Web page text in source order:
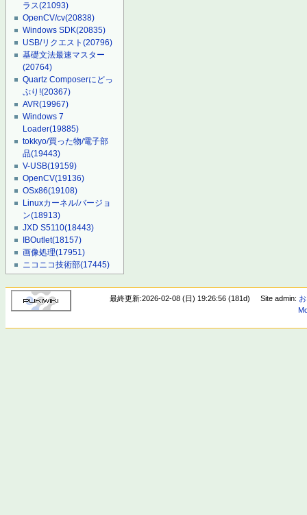
ラス(21093)
OpenCV/cv(20838)
Windows SDK(20835)
USB/リクエスト(20796)
基礎文法最速マスター
(20764)
Quartz Composerにどっ
ぷり!(20367)
AVR(19967)
Windows 7
Loader(19885)
tokkyo/買った物/電子部
品(19443)
V-USB(19159)
OpenCV(19136)
OSx86(19108)
Linuxカーネル/バージョ
ン(18913)
JXD S5110(18443)
IBOutlet(18157)
画像処理(17951)
ニコニコ技術部(17445)
最終更新:2026-02-08 (日) 19:26:56 (181d) Site admin: